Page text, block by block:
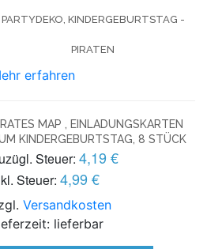
PARTYDEKO, KINDERGEBURTSTAG -
PIRATEN
erfahren
MAP , EINLADUNGSKARTEN
KINDERGEBURTSTAG, 8 STÜCK
Steuer: 4,19 €
Steuer: 4,99 €
Versandkosten
lieferbar